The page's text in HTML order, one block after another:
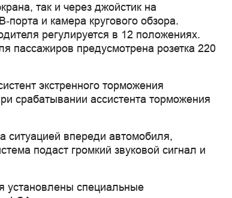
так и через джойстик на
и камера кругового обзора.
регулируется в 12 положениях.
пассажиров предусмотрена розетка 220
экстренного торможения
срабатывании ассистента торможения
ситуацией впереди автомобиля,
подаст громкий звуковой сигнал и
установлены специальные